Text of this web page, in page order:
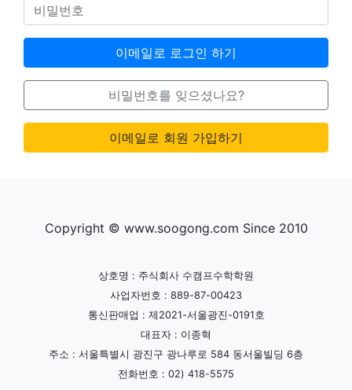
이메일로 로그인 하기
비밀번호를 잊으셨나요?
이메일로 회원 가입하기
Copyright © www.soogong.com Since 2010
상호명 : 주식회사 수캠프수학학원
사업자번호 : 889-87-00423
통신판매업 : 제2021-서울광진-0191호
대표자 : 이종혁
주소 : 서울특별시 광진구 광나루로 584 동서울빌딩 6층
전화번호 : 02) 418-5575